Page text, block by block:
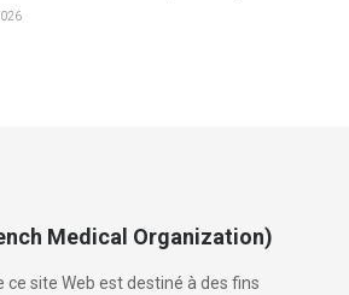
Medical Organization)
ce site Web est destiné à des fins